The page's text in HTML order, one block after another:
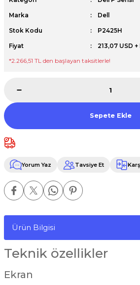
/ XPS+GPU
Marka Dell
Stok Kodu P2425H
Fiyat
213,07 USD +
*2.266,51 TL den başlayan taksitlerle!
Sepete Ekle
Yorum Yaz Tavsiye Et
Ürün Bilgisi
Teknik özellikler
Ekran